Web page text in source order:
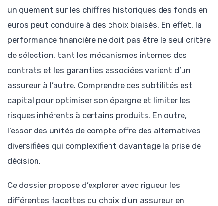
uniquement sur les chiffres historiques des fonds en
euros peut conduire à des choix biaisés. En effet, la
performance financière ne doit pas être le seul critère
de sélection, tant les mécanismes internes des
contrats et les garanties associées varient d’un
assureur à l’autre. Comprendre ces subtilités est
capital pour optimiser son épargne et limiter les
risques inhérents à certains produits. En outre,
l’essor des unités de compte offre des alternatives
diversifiées qui complexifient davantage la prise de
décision.
Ce dossier propose d’explorer avec rigueur les
différentes facettes du choix d’un assureur en